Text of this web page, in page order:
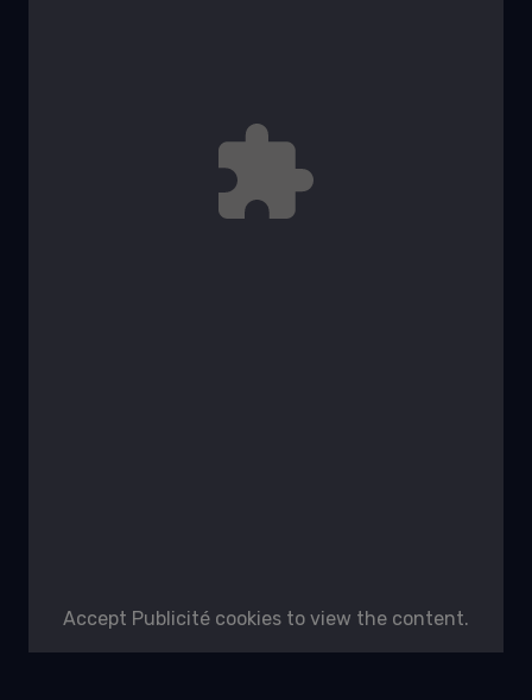
Accept Publicité cookies to view the content.